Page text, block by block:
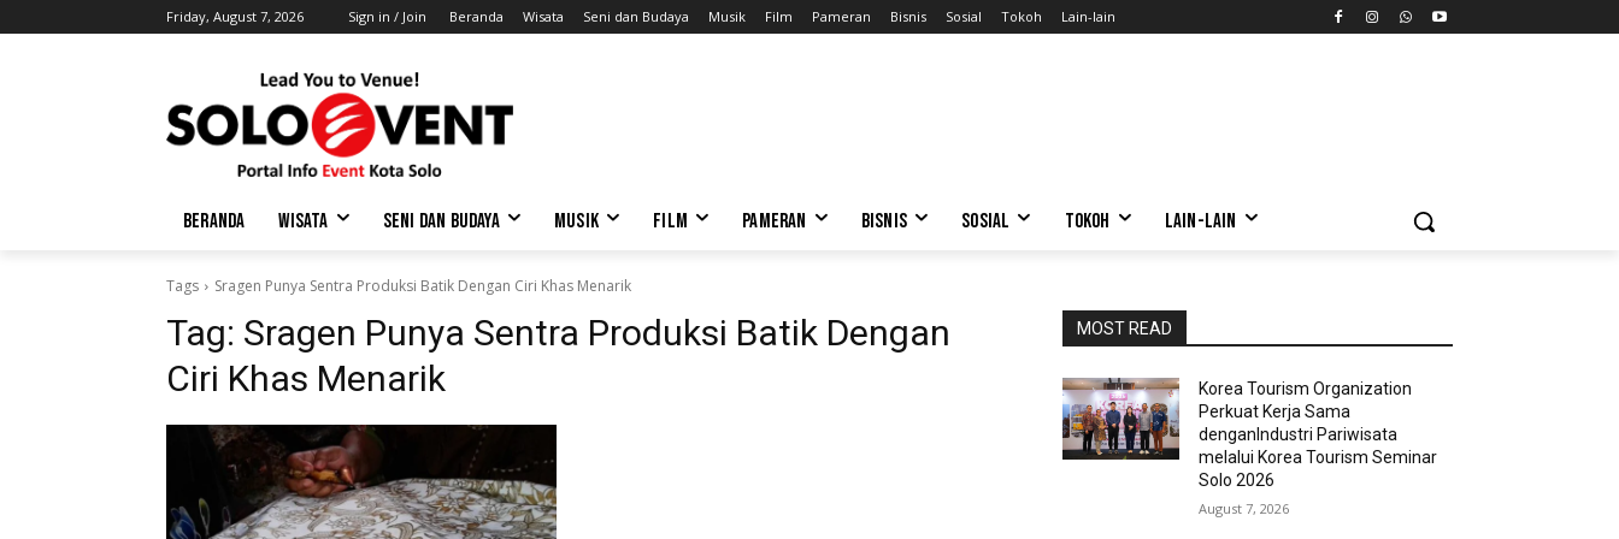
Friday, August 7, 2026 Sign in / Join Beranda Wisata Seni dan Budaya Musik Film Pameran Bisnis Sosial Tokoh Lain-lain
BERANDA WISATA SENI DAN BUDAYA MUSIK FILM PAMERAN BISNIS SOSIAL TOKOH LAIN-LAIN
Tags Sragen Punya Sentra Produksi Batik Dengan Ciri Khas Menarik
Tag: Sragen Punya Sentra Produksi Batik Dengan
Ciri Khas Menarik
MOST READ
Korea Tourism Organization
Perkuat Kerja Sama
denganIndustri Pariwisata
melalui Korea Tourism Seminar
Solo 2026
August 7, 2026